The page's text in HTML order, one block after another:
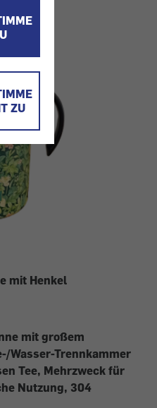
ZU
mit Henkel
mit großem
Wasser-Trennkammer
Tee, Mehrzweck für
Nutzung, 304